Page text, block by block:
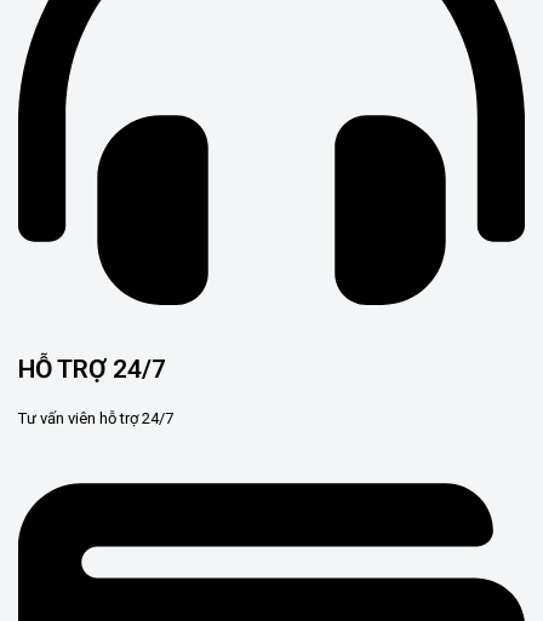
HỖ TRỢ 24/7
Tư vấn viên hỗ trợ 24/7